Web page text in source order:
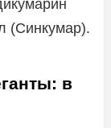
(Синкумар).
в